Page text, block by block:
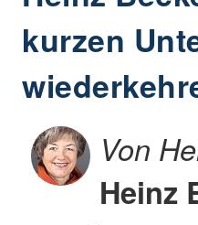
kurzen
Von
Heinz